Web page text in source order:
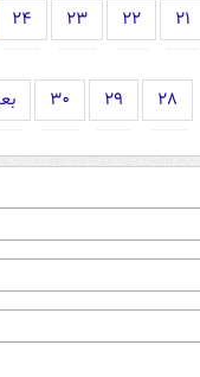
۲۱ ۲۲ ۲۳ ۲۴
۲۸ ۲۹ ۳۰